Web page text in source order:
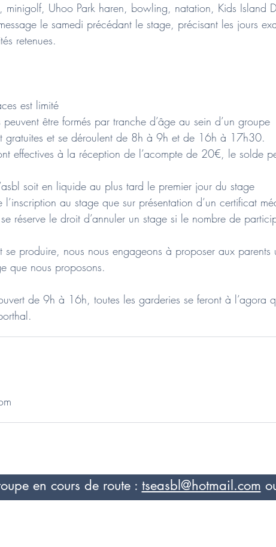
minigolf, Uhoo Park haren, bowling, natation, Kids Island
le samedi précédant le stage, précisant les jours
retenues.
est limité
peuvent être formés par tranche d’âge au sein d’un groupe
gratuites et se déroulent de 8h à 9h et de 16h à 17h30.
effectives à la réception de l’acompte de 20€, le solde
soit en liquide au plus tard le premier jour du stage
l’inscription au stage que sur présentation d’un certificat
réserve le droit d’annuler un stage si le nombre de
produire, nous nous engageons à proposer aux parents
que nous proposons.
de 9h à 16h, toutes les garderies se feront à l’agora
en cours de route : tseasbl@hotmail.com